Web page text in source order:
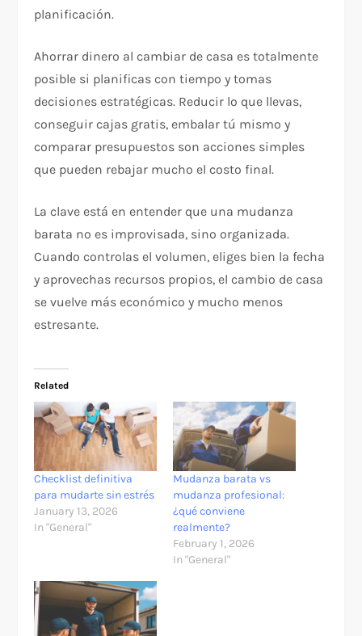
planificación.
Ahorrar dinero al cambiar de casa es totalmente
posible si planificas con tiempo y tomas
decisiones estratégicas. Reducir lo que llevas,
conseguir cajas gratis, embalar tú mismo y
comparar presupuestos son acciones simples
que pueden rebajar mucho el costo final.
La clave está en entender que una mudanza
barata no es improvisada, sino organizada.
Cuando controlas el volumen, eliges bien la fecha
y aprovechas recursos propios, el cambio de casa
se vuelve más económico y mucho menos
estresante.
Related
Checklist definitiva
para mudarte sin estrés
January 13, 2026
In "General"
Mudanza barata vs
mudanza profesional:
¿qué conviene
realmente?
February 1, 2026
In "General"